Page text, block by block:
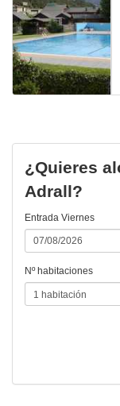
¿Quieres
Adrall?
Entrada Viernes
Nº habitaciones